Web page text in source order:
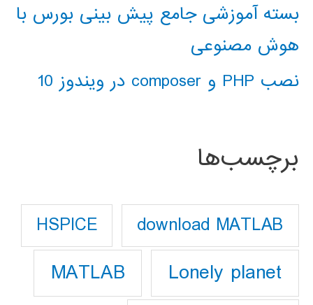
بسته آموزشی جامع پیش بینی بورس با
هوش مصنوعی
نصب PHP و composer در ویندوز 10
برچسب‌ها
download MATLAB
HSPICE
Lonely planet
MATLAB